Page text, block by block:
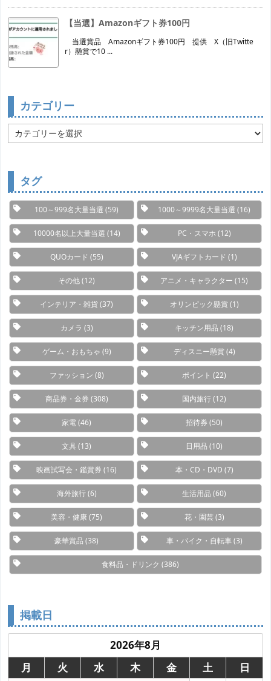
【当選】Amazonギフト券100円
当選賞品 Amazonギフト券100円 提供 X（旧Twitte
r）懸賞で10 ...
カテゴリー
カ
テ
タグ
100～999名大量当選 (59) 1000～9999名大量当選 (16)
10000名以上大量当選 (14) PC・スマホ (12)
QUOカード (55) VJAギフトカード (1)
その他(12) アニメ・キャラクター (15)
インテリア・雑貨(37) オリンピック懸賞(1)
カメラ (3) キッチン用品 (18)
ゲーム・おもちゃ (9) ディスニー懸賞(4)
ファッション (8) ポイント (22)
商品券・金券 (308) 国内旅行(12)
家電(46) 招待券 (50)
文具 (13) 日用品 (10)
映画試写会・鑑賞券 (16) 本・CD・DVD (7)
海外旅行(6) 生活用品 (60)
美容・健康(75) 花・園芸(3)
豪華賞品 (38) 車・バイク・自転車(3)
食料品・ドリンク (386)
掲載日
2026年8月
月
火 水 木 金 土
日